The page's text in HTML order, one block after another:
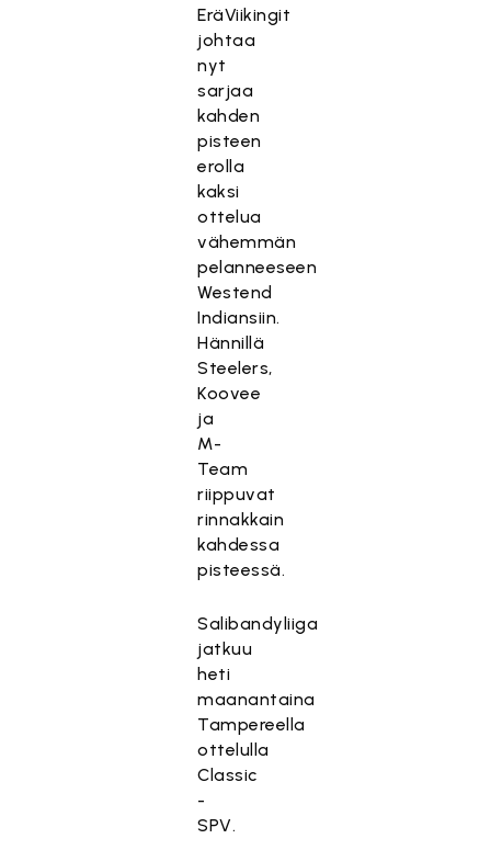
EräViikingit
johtaa
nyt
sarjaa
kahden
pisteen
erolla
kaksi
ottelua
vähemmän
pelanneeseen
Westend
Indiansiin.
Hännillä
Steelers,
Koovee
ja
M-
Team
riippuvat
rinnakkain
kahdessa
pisteessä.
Salibandyliiga
jatkuu
heti
maanantaina
Tampereella
ottelulla
Classic
-
SPV.